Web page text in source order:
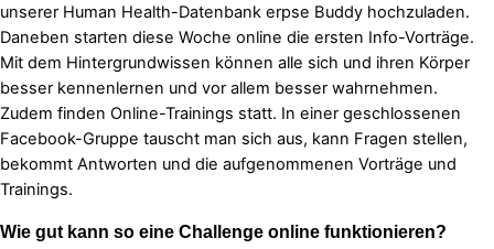
unserer Human Health-Datenbank erpse Buddy hochzuladen.
Daneben starten diese Woche online die ersten Info-Vorträge.
Mit dem Hintergrundwissen können alle sich und ihren Körper
besser kennenlernen und vor allem besser wahrnehmen.
Zudem finden Online-Trainings statt. In einer geschlossenen
Facebook-Gruppe tauscht man sich aus, kann Fragen stellen,
bekommt Antworten und die aufgenommenen Vorträge und
Trainings.
Wie gut kann so eine Challenge online funktionieren?